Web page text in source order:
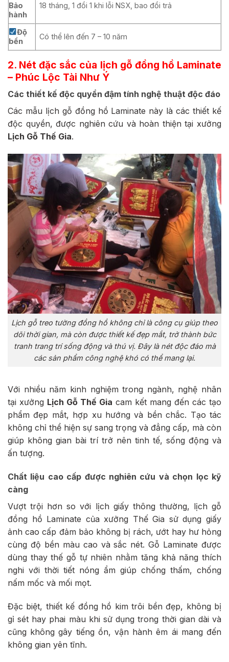
Bảo
hành
18 tháng, 1 đổi 1 khi lỗi NSX, bao đổi trả
Độ
bền
Có thể lên đến 7 – 10 năm
2. Nét đặc sắc của lịch gỗ đồng hồ Laminate
– Phúc Lộc Tài Như Ý
Các thiết kế độc quyền đậm tính nghệ thuật độc đáo
Các mẫu lịch gỗ đồng hồ Laminate này là các thiết kế
độc quyền, được nghiên cứu và hoàn thiện tại xưởng
Lịch Gỗ Thế Gia.
Lịch gỗ treo tường đồng hồ không chỉ là công cụ giúp theo
dõi thời gian, mà còn được thiết kế đẹp mắt, trở thành bức
tranh trang trí sống động và thú vị. Đây là nét độc đáo mà
các sản phẩm công nghệ khó có thể mang lại.
Với nhiều năm kinh nghiệm trong ngành, nghệ nhân
tại xưởng Lịch Gỗ Thế Gia cam kết mang đến các tạo
phẩm đẹp mắt, hợp xu hướng và bền chắc. Tạo tác
không chỉ thể hiện sự sang trọng và đẳng cấp, mà còn
giúp không gian bài trí trở nên tinh tế, sống động và
ấn tượng.
Chất liệu cao cấp được nghiên cứu và chọn lọc kỹ
càng
Vượt trội hơn so với lịch giấy thông thường, lịch gỗ
đồng hồ Laminate của xưởng Thế Gia sử dụng giấy
ảnh cao cấp đảm bảo không bị rách, ướt hay hư hỏng
cùng độ bền màu cao và sắc nét. Gỗ Laminate được
dùng thay thế gỗ tự nhiên nhằm tăng khả năng thích
nghi với thời tiết nóng ẩm giúp chống thấm, chống
nấm mốc và mối mọt.
Đặc biệt, thiết kế đồng hồ kim trôi bền đẹp, không bị
gỉ sét hay phai màu khi sử dụng trong thời gian dài và
cũng không gây tiếng ồn, vận hành êm ái mang đến
không gian yên tĩnh.